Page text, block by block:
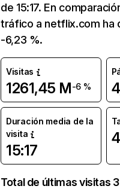
de 15:17. En
tráfico a netflix.com ha
-6,23 %.
Visitas
1261,45 M-6 %
Duración media de la
visita
15:17
Total de últimas visitas